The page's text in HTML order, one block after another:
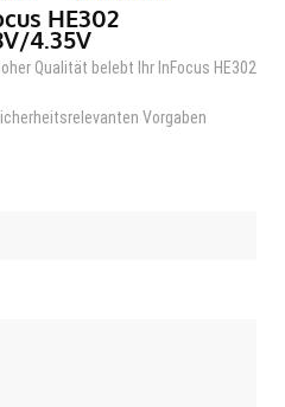
HE302
4.35V
Qualität belebt Ihr InFocus HE302
Vorgaben